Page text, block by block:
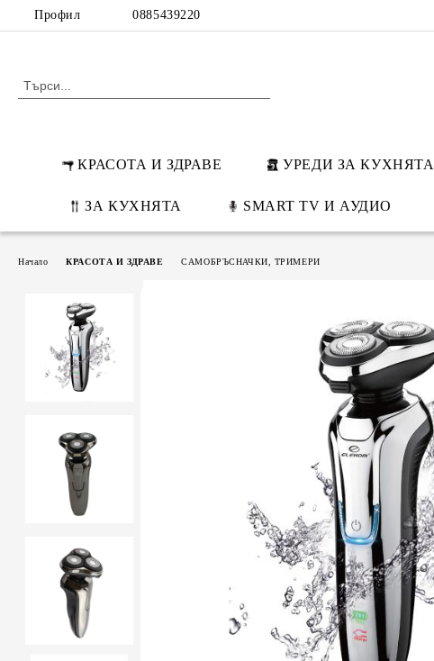
Профил 0885439220
КРАСОТА И ЗДРАВЕ УРЕДИ ЗА КУХНЯТА
ЗА КУХНЯТА SMART TV И АУДИО
Начало КРАСОТА И ЗДРАВЕ САМОБРЪСНАЧКИ, ТРИМЕРИ